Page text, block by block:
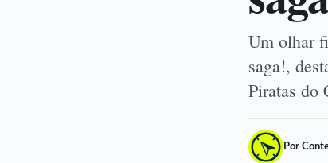
Um olhar
saga!,
Piratas
Por